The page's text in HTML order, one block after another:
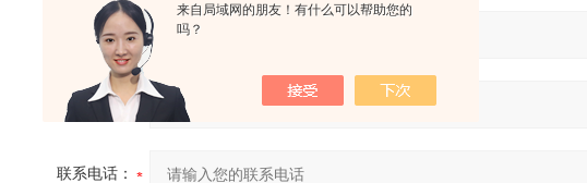
来自局域网的朋友！有什么可以帮助您的
吗？
您的单位：
您的姓名：
联系电话：